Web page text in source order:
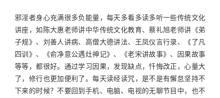
邪淫者身心充满很多负能量，每天多看多读多听一些传统文化
讲座，如陈大惠老师讲中华传统文化教育、蔡礼旭老师讲《弟
子规》、刘善人讲病、高僧大德讲法、王凤仪言行录、《了凡
四训》、《俞净意公遇灶神记》、《老宋讲故事》、因果故事
等等，都很好。通过学习因果，发现缺点，忏悔改正，心量大
了，修行也更加便利了。每天读经读咒，是不是有懈怠坚持不
下来的时候？不要回到手机、电脑、电视的无聊节目中，也不